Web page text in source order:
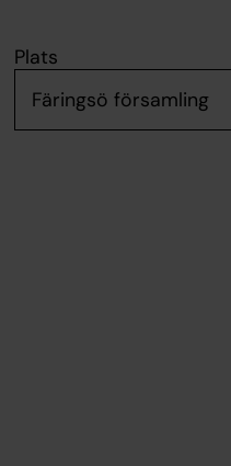
Plats